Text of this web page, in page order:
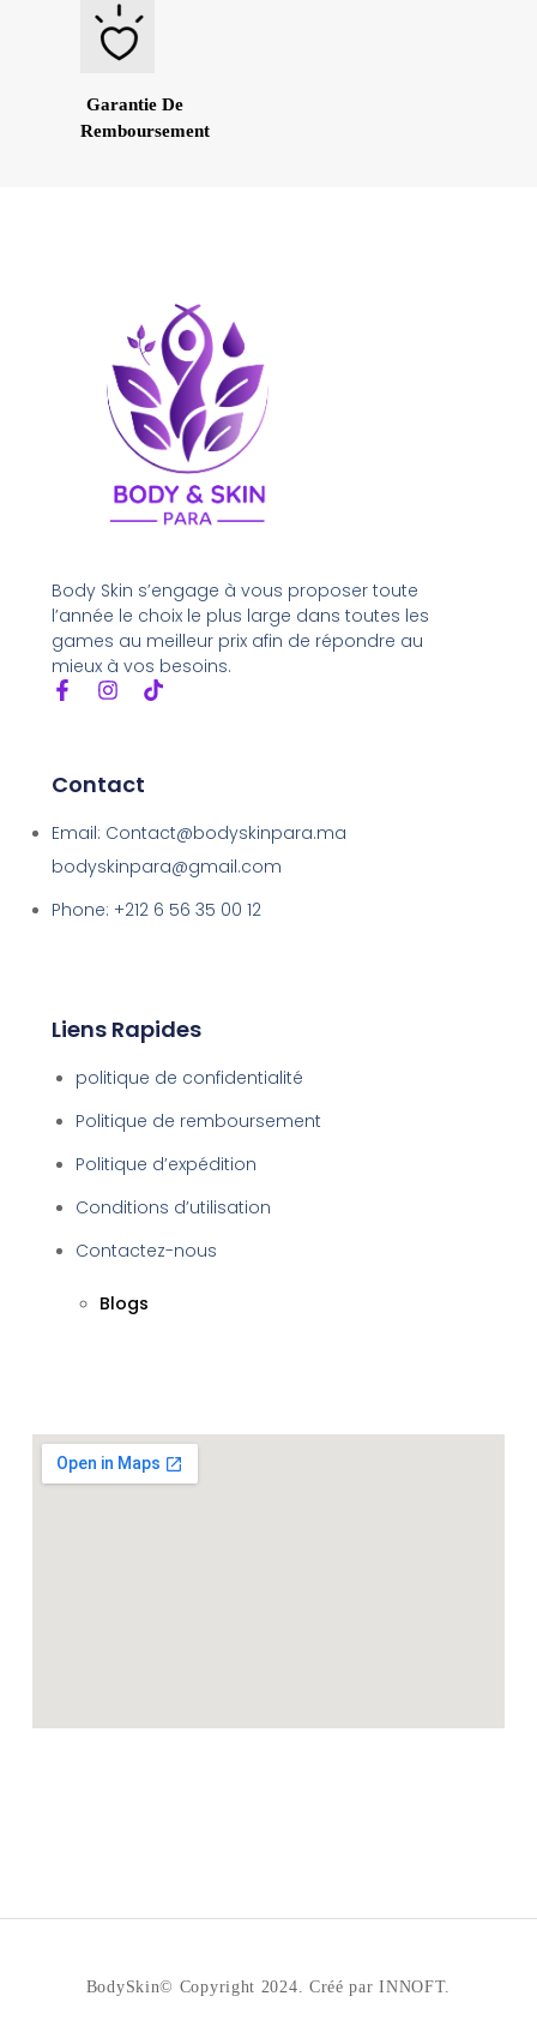
Garantie De
Remboursement
Body Skin s’engage à vous proposer toute
l’année le choix le plus large dans toutes les
games au meilleur prix afin de répondre au
mieux à vos besoins.
Contact
Email: Contact@bodyskinpara.ma
bodyskinpara@gmail.com
Phone: +212 6 56 35 00 12
Liens Rapides
politique de confidentialité
Politique de remboursement
Politique d’expédition
Conditions d’utilisation
Contactez-nous
Blogs
BodySkin© Copyright 2024. Créé par INNOFT.